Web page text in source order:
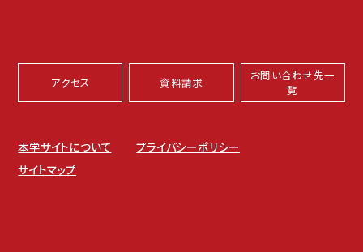
アクセス 資料請求
お問い合わせ先一
覧
本学サイトについて
プライバシーポリシー
サイトマップ